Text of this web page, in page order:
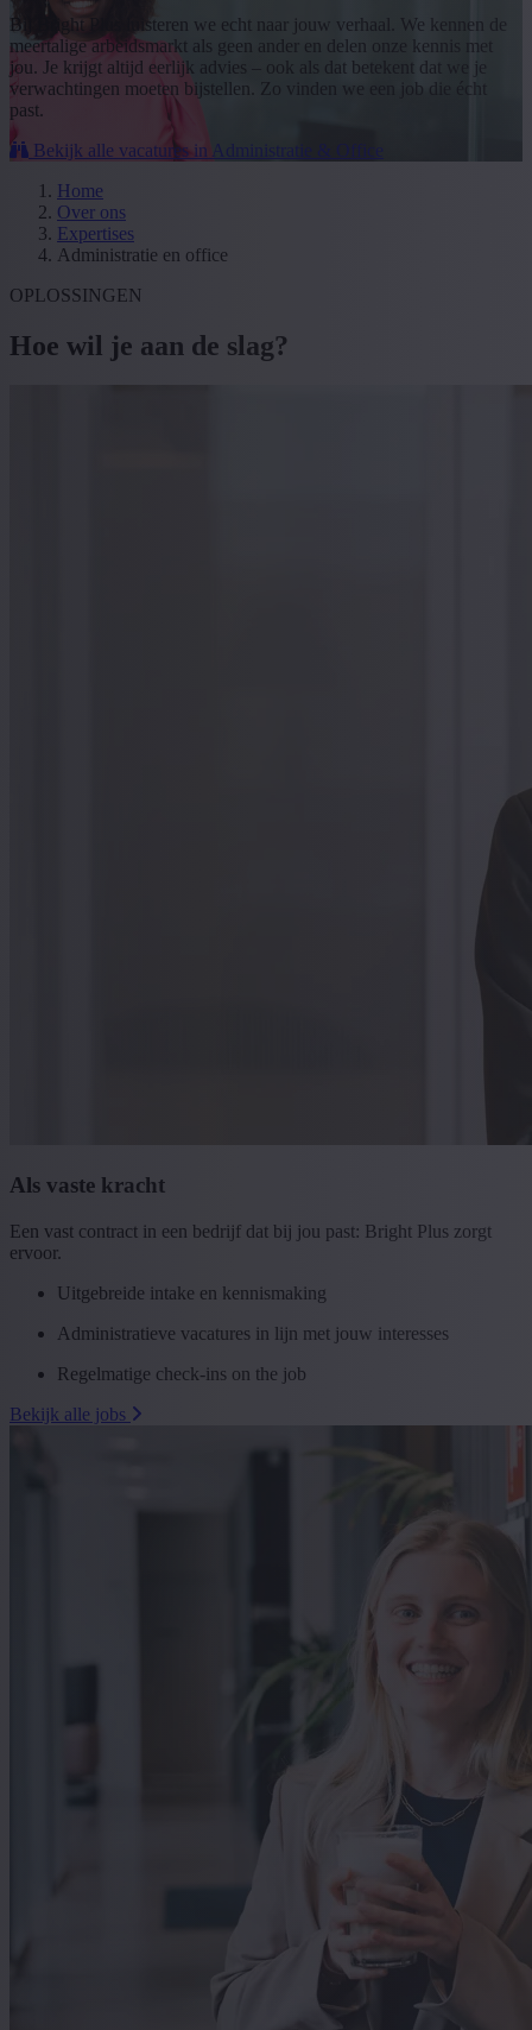
Bij Bright Plus luisteren we echt naar jouw verhaal. We kennen de
meertalige arbeidsmarkt als geen ander en delen onze kennis met
jou. Je krijgt altijd eerlijk advies – ook als dat betekent dat we je
verwachtingen moeten bijstellen. Zo vinden we een job die écht
past.
Bekijk alle vacatures in Administratie & Office
Home
Over ons
Expertises
Administratie en office
OPLOSSINGEN
Hoe wil je aan de slag?
Als vaste kracht
Een vast contract in een bedrijf dat bij jou past: Bright Plus zorgt
ervoor.
Uitgebreide intake en kennismaking
Administratieve vacatures in lijn met jouw interesses
Regelmatige check-ins on the job
Bekijk alle jobs